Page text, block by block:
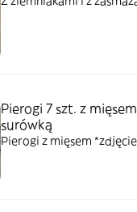
Pierogi 7 szt. z
surówką
Pierogi z